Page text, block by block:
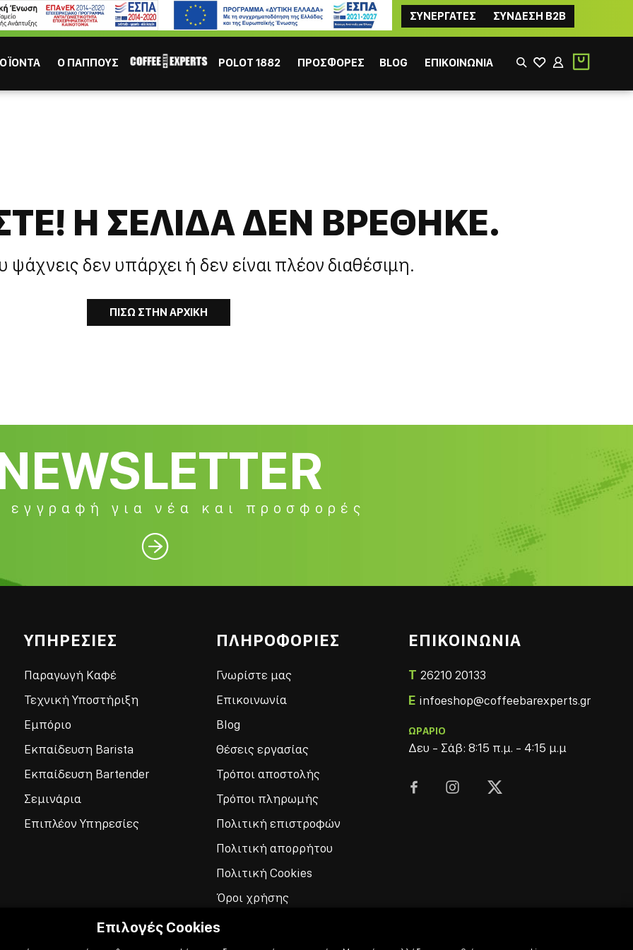
ΣΥΝΕΡΓΑΤΕΣ ΣΥΝΔΕΣΗ B2B
ΕΣΠΡΕΣΣΟ ΕΛΛΗΝΙΚΟΣ
Ο ΠΑΠΠΟΥΣ POLOT 1882 ΠΡΟΣΦΟΡΕΣ BLOG ΕΠΙΚΟΙΝΩΝΙΑ
ΙΣΩΣ ΣΕ ΕΝΔΙΑΦΕΡΟΥΝ
Σοκολάτα Χυμός
H ΣΕΛΙΔΑ ΔΕΝ ΒΡΕΘΗΚΕ.
ψάχνεις δεν υπάρχει ή δεν είναι πλέον διαθέσιμη.
ΠΙΣΩ ΣΤΗΝ ΑΡΧΙΚΗ
εγγραφή για νέα και προσφορές

ΥΠΗΡΕΣΙΕΣ
Παραγωγή Καφέ
Τεχνική Υποστήριξη
Εμπόριο
Εκπαίδευση Barista
Εκπαίδευση Bartender
Σεμινάρια
Επιπλέον Υπηρεσίες
ΠΛΗΡΟΦΟΡΙΕΣ
Γνωρίστε μας
Επικοινωνία
Blog
Θέσεις εργασίας
Τρόποι αποστολής
Τρόποι πληρωμής
Πολιτική επιστροφών
Πολιτική απορρήτου
Πολιτική Cookies
Όροι χρήσης
ΕΠΙΚΟΙΝΩΝΙΑ
T 26210 20133
E infoeshop@coffeebarexperts.gr
ΩΡΑΡΙΟ
Δευ - Σάβ: 8:15 π.μ. - 4:15 μ.μ
  
Επιλογές Cookies